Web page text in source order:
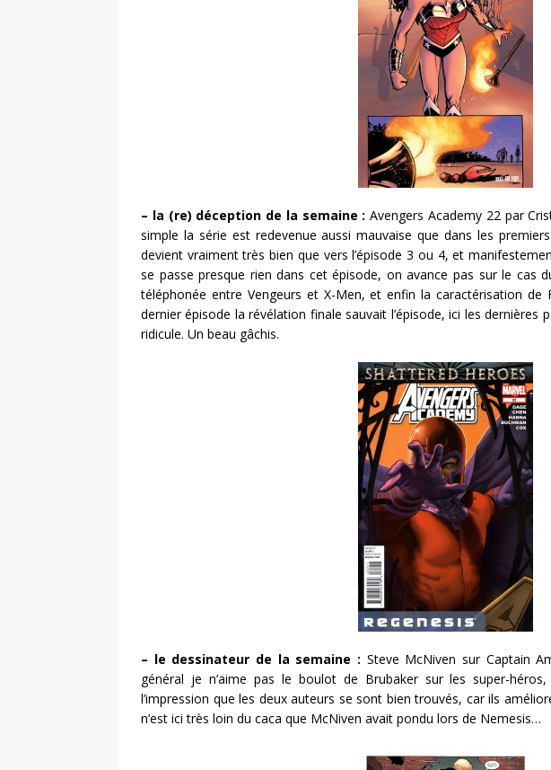
– la (re) déception de la semaine : Avengers Academy 22 par
simple la série est redevenue aussi mauvaise que dans les
devient vraiment très bien que vers l’épisode 3 ou 4, et
se passe presque rien dans cet épisode, on avance pas sur le cas
téléphonée entre Vengeurs et X-Men, et enfin la caractérisation de
dernier épisode la révélation finale sauvait l’épisode, ici les dernières
ridicule. Un beau gâchis.
– le dessinateur de la semaine : Steve McNiven sur Captain
général je n’aime pas le boulot de Brubaker sur les super-
l’impression que les deux auteurs se sont bien trouvés, car ils
n’est ici très loin du caca que McNiven avait pondu lors de Nemesis…